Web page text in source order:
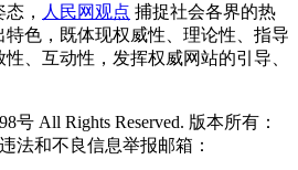
， 人民网观点 捕捉社会各界的热
特色，既体现权威性、理论性、指导
、互动性，发挥权威网站的引导、
号 All Rights Reserved. 版本所有：
违法和不良信息举报邮箱：